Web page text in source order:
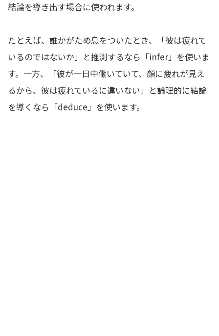
結論を導き出す場合に使われます。
たとえば、誰かがため息をついたとき、「彼は疲れて
いるのではないか」と推測するなら「infer」を使いま
す。一方、「彼が一日中働いていて、顔に疲れが見え
るから、彼は疲れているに違いない」と論理的に結論
を導くなら「deduce」を使います。